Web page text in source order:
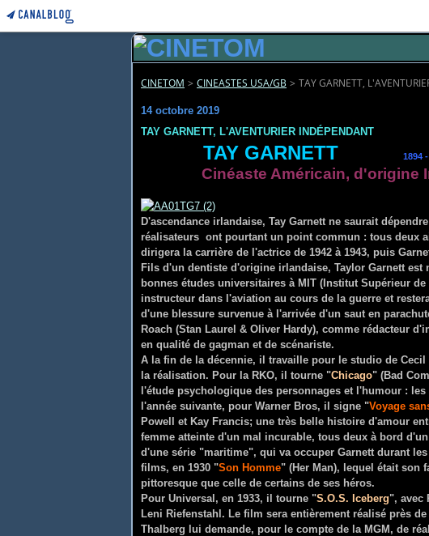
CINETOM > CINEASTES USA/GB > TAY GARNETT,
14 octobre 2019
TAY GARNETT, L'AVENTURIER INDÉPENDANT
TAY GARNETT 1894
Cinéaste Américain, d'origine
D'ascendance irlandaise, Tay Garnett ne saurait
réalisateurs ont pourtant un point commun : tous deux
dirigera la carrière de l'actrice de 1942 à 1943, puis
Fils d'un dentiste d'origine irlandaise, Taylor Garnett est
bonnes études universitaires à MIT (Institut Supérieur
instructeur dans l'aviation au cours de la guerre et
d'une blessure survenue à l'arrivée d'un saut en
Roach (Stan Laurel & Oliver Hardy), comme rédacteur
en qualité de gagman et de scénariste.
A la fin de la décennie, il travaille pour le studio de
la réalisation. Pour la RKO, il tourne "Chicago" (Bad
l'étude psychologique des personnages et l'humour :
l'année suivante, pour Warner Bros, il signe "Voyage
Powell et Kay Francis; une très belle histoire d'amour
femme atteinte d'un mal incurable, tous deux à bord
d'une série "maritime", qui va occuper Garnett durant
films, en 1930 "Son Homme" (Her Man), lequel était son
pittoresque que celle de certains de ses héros.
Pour Universal, en 1933, il tourne "S.O.S. Iceberg", avec
Leni Riefenstahl. Le film sera entièrement réalisé près
Thalberg lui demande, pour le compte de la MGM, de